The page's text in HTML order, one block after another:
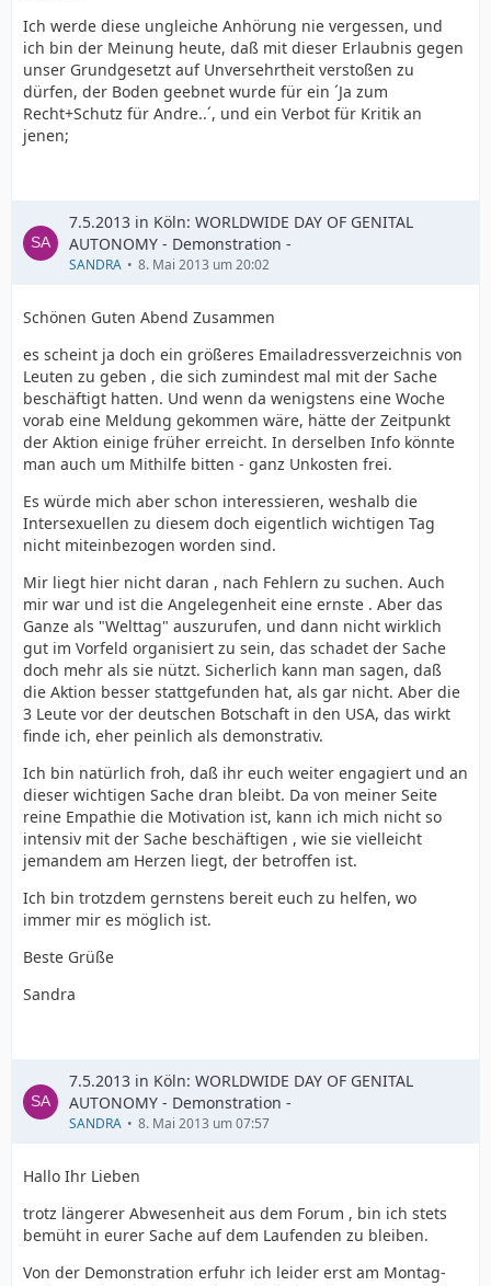
Ich werde diese ungleiche Anhörung nie vergessen, und
ich bin der Meinung heute, daß mit dieser Erlaubnis gegen
unser Grundgesetzt auf Unversehrtheit verstoßen zu
dürfen, der Boden geebnet wurde für ein ´Ja zum
Recht+Schutz für Andre..´, und ein Verbot für Kritik an
jenen;
7.5.2013 in Köln: WORLDWIDE DAY OF GENITAL
AUTONOMY - Demonstration -
SANDRA 8. Mai 2013 um 20:02
Schönen Guten Abend Zusammen
es scheint ja doch ein größeres Emailadressverzeichnis von
Leuten zu geben , die sich zumindest mal mit der Sache
beschäftigt hatten. Und wenn da wenigstens eine Woche
vorab eine Meldung gekommen wäre, hätte der Zeitpunkt
der Aktion einige früher erreicht. In derselben Info könnte
man auch um Mithilfe bitten - ganz Unkosten frei.
Es würde mich aber schon interessieren, weshalb die
Intersexuellen zu diesem doch eigentlich wichtigen Tag
nicht miteinbezogen worden sind.
Mir liegt hier nicht daran , nach Fehlern zu suchen. Auch
mir war und ist die Angelegenheit eine ernste . Aber das
Ganze als "Welttag" auszurufen, und dann nicht wirklich
gut im Vorfeld organisiert zu sein, das schadet der Sache
doch mehr als sie nützt. Sicherlich kann man sagen, daß
die Aktion besser stattgefunden hat, als gar nicht. Aber die
3 Leute vor der deutschen Botschaft in den USA, das wirkt
finde ich, eher peinlich als demonstrativ.
Ich bin natürlich froh, daß ihr euch weiter engagiert und an
dieser wichtigen Sache dran bleibt. Da von meiner Seite
reine Empathie die Motivation ist, kann ich mich nicht so
intensiv mit der Sache beschäftigen , wie sie vielleicht
jemandem am Herzen liegt, der betroffen ist.
Ich bin trotzdem gernstens bereit euch zu helfen, wo
immer mir es möglich ist.
Beste Grüße
Sandra
7.5.2013 in Köln: WORLDWIDE DAY OF GENITAL
AUTONOMY - Demonstration -
SANDRA 8. Mai 2013 um 07:57
Hallo Ihr Lieben
trotz längerer Abwesenheit aus dem Forum , bin ich stets
bemüht in eurer Sache auf dem Laufenden zu bleiben.
Von der Demonstration erfuhr ich leider erst am Montag-